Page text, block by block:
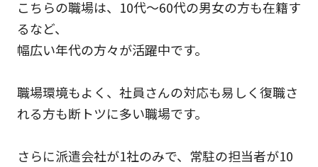
こちらの職場は、10代～60代の男女の方も在籍す
るなど、
幅広い年代の方々が活躍中です。
職場環境もよく、社員さんの対応も易しく復職さ
れる方も断トツに多い職場です。
さらに派遣会社が1社のみで、常駐の担当者が10